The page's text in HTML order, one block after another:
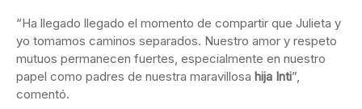
“Ha llegado llegado el momento de compartir que Julieta y
yo tomamos caminos separados. Nuestro amor y respeto
mutuos permanecen fuertes, especialmente en nuestro
papel como padres de nuestra maravillosa hija Inti”,
comentó.